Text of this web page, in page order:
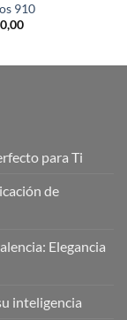
910
Rango
€12,00
para Ti
de
Elegancia
inteligencia